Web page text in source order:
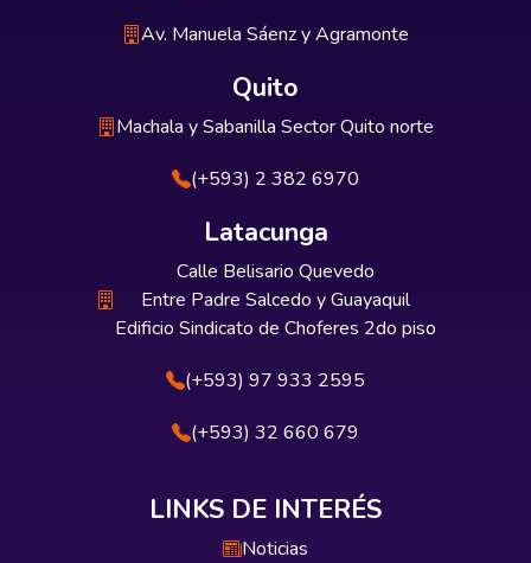
Av. Manuela Sáenz y Agramonte
Quito
Machala y Sabanilla Sector Quito norte
(+593) 2 382 6970
Latacunga
Calle Belisario Quevedo
Entre Padre Salcedo y Guayaquil
Edificio Sindicato de Choferes 2do piso
(+593) 97 933 2595
(+593) 32 660 679
LINKS DE INTERÉS
Noticias